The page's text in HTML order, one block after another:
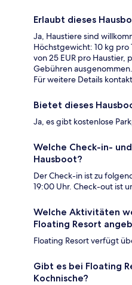
Erlaubt dieses
Ja, Haustiere sind
Höchstgewicht: 10 kg pro
von 25 EUR pro Haustier,
Gebühren
Für weitere Details
Bietet dieses
Ja, es gibt kostenlose
Welche Check-in-
Hausboot?
Der Check-in ist zu
19:00 Uhr. Check-out ist
Welche Aktivitäten
Floating Resort
Floating Resort verfügt
Gibt es bei Floating
Kochnische?